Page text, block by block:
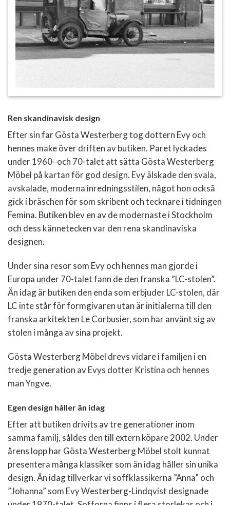
Ren skandinavisk design
Efter sin far Gösta Westerberg tog dottern Evy och
hennes make över driften av butiken. Paret lyckades
under 1960- och 70-talet att sätta Gösta Westerberg
Möbel på kartan för god design. Evy älskade den svala,
avskalade, moderna inredningsstilen, något hon också
gick i bräschen för som skribent och tecknare i tidningen
Femina. Butiken blev en av de modernaste i Stockholm
och dess kännetecken var den rena skandinaviska
designen.
Under sina resor som Evy och hennes man gjorde i
Europa under 70-talet fann de den franska ”LC-stolen”.
Än idag är butiken den enda som erbjuder LC-stolen, där
LC inte står för formgivaren utan är initialerna till den
franska arkitekten Le Corbusier, som har använt sig av
stolen i många av sina projekt.
Gösta Westerberg Möbel drevs vidare i familjen i en
tredje generation av Evys dotter Kristina och hennes
man Yngve.
Egen design håller än idag
Efter att butiken drivits av tre generationer inom
samma familj, såldes den till extern köpare 2002. Under
årens lopp har Gösta Westerberg Möbel stolt kunnat
presentera många klassiker som än idag håller sin unika
design. Än idag tillverkar vi soffklassikerna ”Anna” och
”Johanna” som Evy Westerberg-Lindqvist designade